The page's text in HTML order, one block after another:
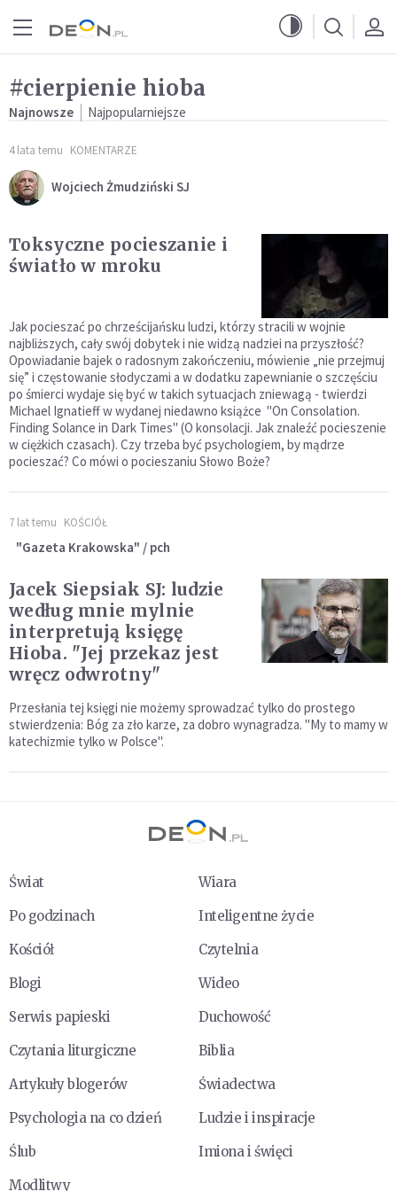
#cierpienie hioba
Najnowsze Najpopularniejsze
4 lata temu KOMENTARZE
Wojciech Żmudziński SJ
Toksyczne pocieszanie i
światło w mroku
Jak pocieszać po chrześcijańsku ludzi, którzy stracili w wojnie
najbliższych, cały swój dobytek i nie widzą nadziei na przyszłość?
Opowiadanie bajek o radosnym zakończeniu, mówienie „nie przejmuj
się” i częstowanie słodyczami a w dodatku zapewnianie o szczęściu
po śmierci wydaje się być w takich sytuacjach zniewagą - twierdzi
Michael Ignatieff w wydanej niedawno książce "On Consolation.
Finding Solance in Dark Times" (O konsolacji. Jak znaleźć pocieszenie
w ciężkich czasach). Czy trzeba być psychologiem, by mądrze
pocieszać? Co mówi o pocieszaniu Słowo Boże?
7 lat temu KOŚCIÓŁ
"Gazeta Krakowska" / pch
Jacek Siepsiak SJ: ludzie
według mnie mylnie
interpretują księgę
Hioba. "Jej przekaz jest
wręcz odwrotny"
Przesłania tej księgi nie możemy sprowadzać tylko do prostego
stwierdzenia: Bóg za zło karze, za dobro wynagradza. "My to mamy w
katechizmie tylko w Polsce".
Świat
Wiara
Po godzinach
Inteligentne życie
Kościół
Czytelnia
Blogi
Wideo
Serwis papieski
Duchowość
Czytania liturgiczne
Biblia
Artykuły blogerów
Świadectwa
Psychologia na co dzień
Ludzie i inspiracje
Ślub
Imiona i święci
Modlitwy